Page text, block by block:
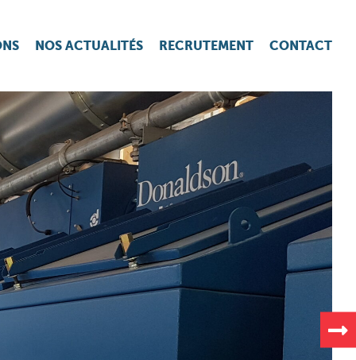
NOS ACTUALITÉS RECRUTEMENT CONTACT